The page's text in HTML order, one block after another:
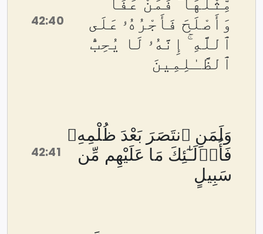
42:40
وَأَصْلَحَ فَأَجْرُهُۥ عَلَى
ٱللَّهِ ۚ إِنَّهُۥ لَا يُحِبُّ
ٱلظَّـٰلِمِينَ
42:41
وَلَمَنِ ٱنتَصَرَ بَعْدَ ظُلْمِهِۦ
فَأُو۟لَـٰٓئِكَ مَا عَلَيْهِم مِّن
سَبِيلٍ